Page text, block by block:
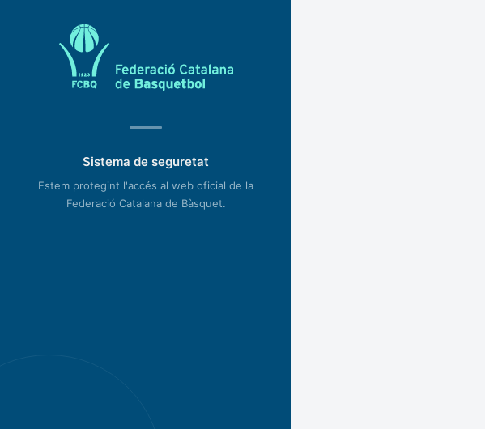
Sistema de seguretat
Estem protegint l'accés al web oficial de la
Federació Catalana de Bàsquet.